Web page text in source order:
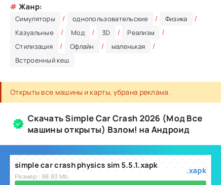
# Жанр:
Симуляторы / однопользовательские / Физика /
Казуальные / Мод / 3D / Реализм /
Стилизация / Офлайн / маленькая /
Встроенный кеш
Открыты все машины и карты, убрана реклама.
Скачать Simple Car Crash 2026 (Мод Все
машины открыты) Взлом! на Андроид
simple car crash physics sim 5.5.1.xapk
Размер:: 88.83 Mb,
.xapk